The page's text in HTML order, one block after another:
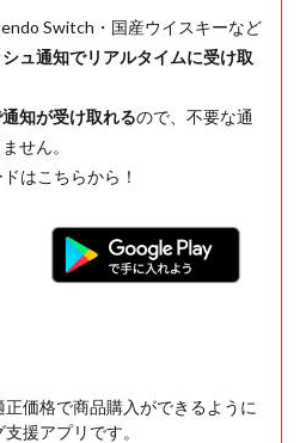
Switch・国産ウイスキーなど
ュ通知でリアルタイムに受け取
知が受け取れるので、不要な通
せん。
はこちらから！
価格で商品購入ができるように
援アプリです。